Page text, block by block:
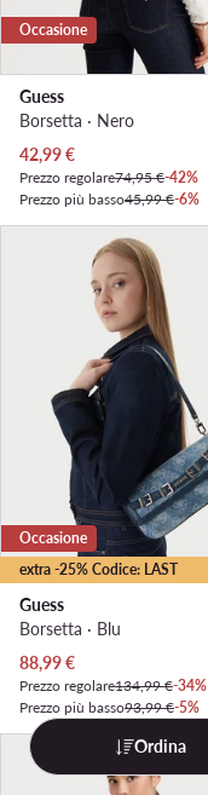
Occasione
Guess
Borsetta · Nero
Prezzo attuale
42,99€
Prezzo regolare74,95 €-42%
Prezzo più basso45,99 €-6%
extra -25% Codice: LAST
Occasione
Guess
Borsetta · Blu
Prezzo attuale
88,99€
Prezzo regolare134,99 €-34%
Prezzo più basso93,99 €-5%
Ordina